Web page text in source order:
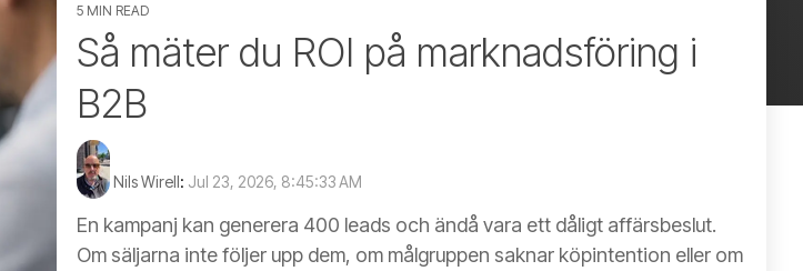
5 MIN READ
Så mäter du ROI på marknadsföring i
B2B
Nils Wirell: Jul 23, 2026, 8:45:33 AM
En kampanj kan generera 400 leads och ändå vara ett dåligt affärsbeslut.
Om säljarna inte följer upp dem, om målgruppen saknar köpintention eller om